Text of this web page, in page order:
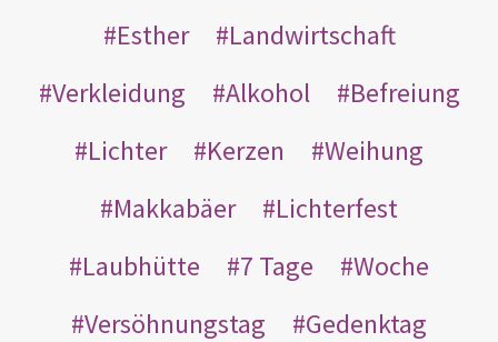
Esther
Landwirtschaft
Verkleidung
Alkohol
Befreiung
Lichter
Kerzen
Weihung
Makkabäer
Lichterfest
Laubhütte
7 Tage
Woche
Versöhnungstag
Gedenktag